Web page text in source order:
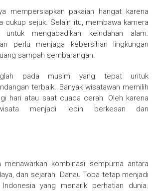
mempersiapkan pakaian hangat karena
cukup sejuk. Selain itu, membawa kamera
untuk mengabadikan keindahan alam.
perlu menjaga kebersihan lingkungan
sampah sembarangan.
pada musim yang tepat untuk
terbaik. Banyak wisatawan memilih
hari atau saat cuaca cerah. Oleh karena
menjadi lebih berkesan dan
menawarkan kombinasi sempurna antara
dan sejarah. Danau Toba tetap menjadi
yang menarik perhatian dunia.